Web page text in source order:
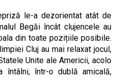
le-a dezorientat atât de
Begăi încât clujencele au
din toate pozițiile posibile.
Cluj au mai relaxat jocul,
Unite ale Americii, acolo
întâlni, într-o dublă amicală,